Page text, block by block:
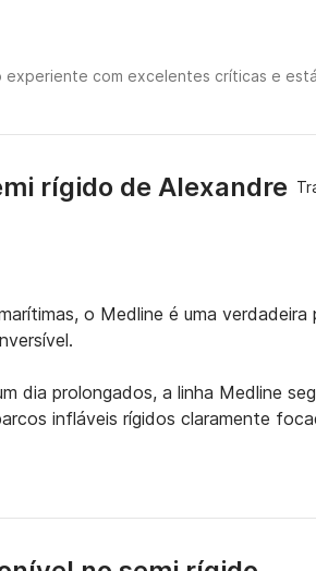
experiente com excelentes críticas e
rígido de Alexandre
o Medline é uma verdadeira
dia prolongados, a linha Medline
infláveis rígidos claramente